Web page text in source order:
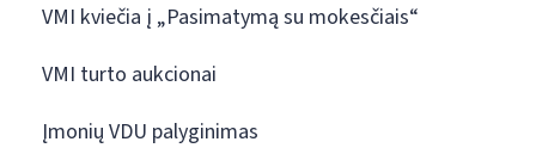
VMI kviečia į „Pasimatymą su mokesčiais“
VMI turto aukcionai
Įmonių VDU palyginimas